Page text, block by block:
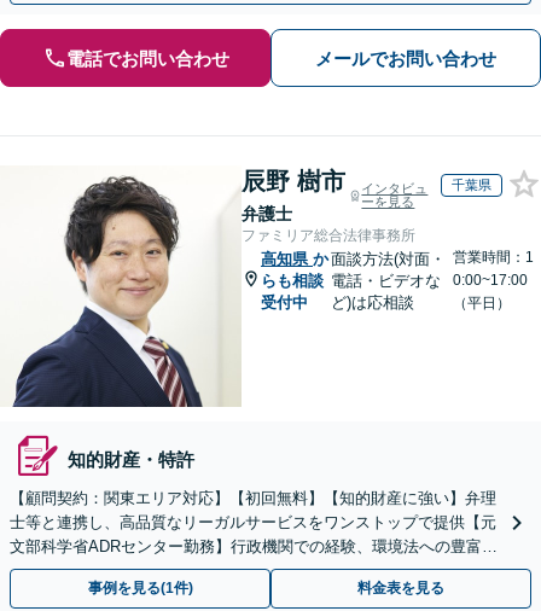
電話でお問い合わせ メールでお問い合わせ
辰野 樹市
弁護士
インタビュ
ーを見る
千葉県
ファミリア総合法律事務所
高知県 か
らも相談
受付中
面談方法(対面・
電話・ビデオな
ど)は応相談
営業時間：1
0:00~17:00
（平日）
知的財産・特許
【顧問契約：関東エリア対応】【初回無料】【知的財産に強い】弁理
士等と連携し、高品質なリーガルサービスをワンストップで提供【元
文部科学省ADRセンター勤務】行政機関での経験、環境法への豊富な
知識を活かし、事業者さまの抱える問題を解決へ導きます
事例を見る(1件) 料金表を見る